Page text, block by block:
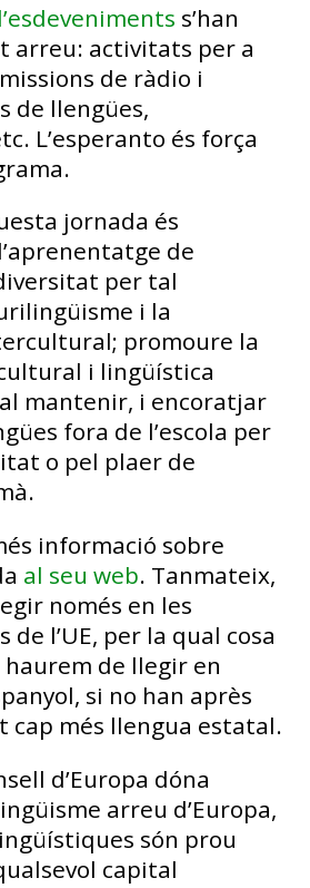
s’han
arreu: activitats per a
de ràdio i
de llengües,
L’esperanto és força
jornada és
de
per tal
i la
promoure la
i lingüística
mantenir, i encoratjar
fora de l’escola per
o pel plaer de
informació sobre
al seu web. Tanmateix,
només en les
de l’UE, per la qual cosa
de llegir en
si no han après
més llengua estatal.
d’Europa dóna
arreu d’Europa,
són prou
capital